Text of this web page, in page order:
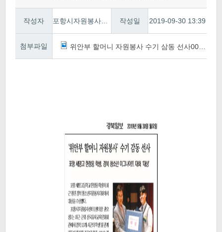
작성자 작성일 2019-09-30 13:39
첨부파일 위안부 할머니 자원봉사 수기 삼동 선사001.jpg